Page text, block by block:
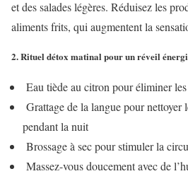
et des salades légères. Réduisez les
aliments frits, qui augmentent la
2. Rituel détox matinal pour un réveil
Eau tiède au citron pour éliminer
Grattage de la langue pour nettoyer
pendant la nuit
Brossage à sec pour stimuler la
Massez-vous doucement avec de